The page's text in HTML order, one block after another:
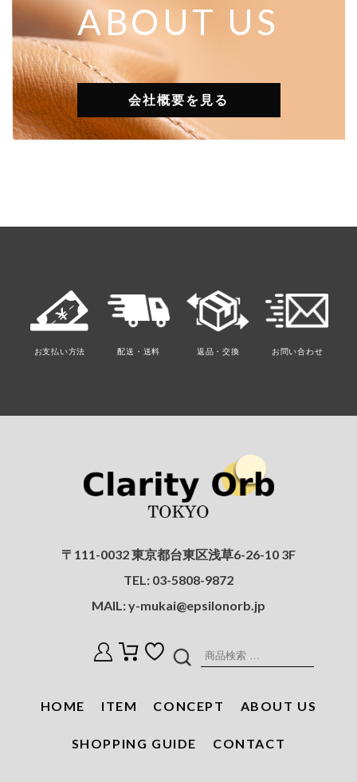
ABOUT US
会社概要を見る
お支払い方法 配送・送料 返品・交換 お問い合わせ
〒111-0032 東京都台東区浅草6-26-10 3F
TEL: 03-5808-9872
MAIL:y-mukai@epsilonorb.jp
検
HOME ITEM CONCEPT ABOUT US
SHOPPING GUIDE CONTACT